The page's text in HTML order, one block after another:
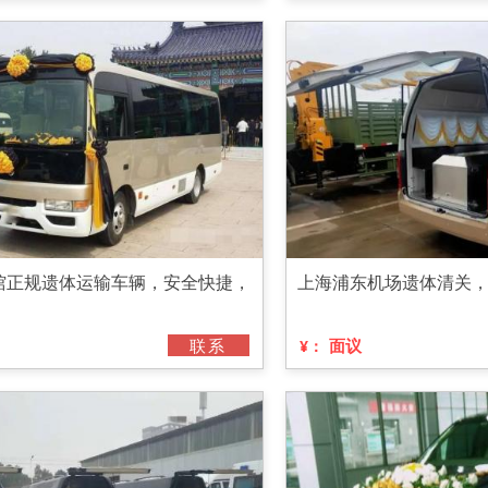
规遗体运输车辆，安全快捷，
联系
上海浦东机场遗体清关
¥： 面议